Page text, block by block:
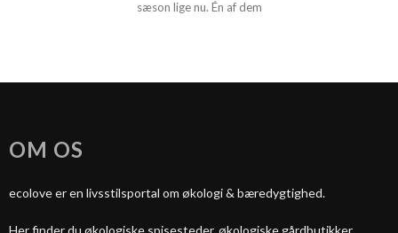
sæson lige nu. Én af dem
OM OS
ecolove er en livsstilsportal om økologi & bæredygtighed.
Her finder du økologiske spisesteder, økologiske gårdbutikker,